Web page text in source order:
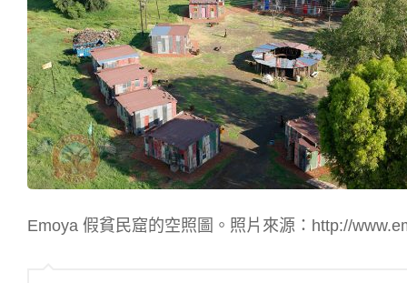
Emoya 假貧民窟的空照圖。照片來源：http://